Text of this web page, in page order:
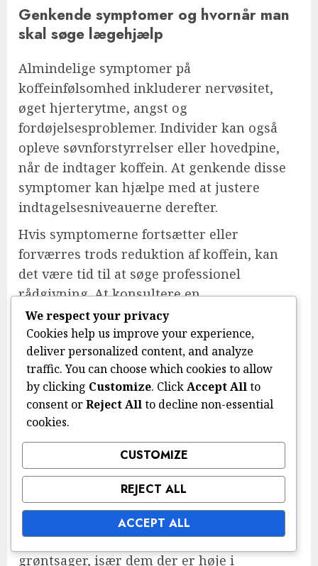
Genkende symptomer og hvornår man
skal søge lægehjælp
Almindelige symptomer på
koffeinfølsomhed inkluderer nervøsitet,
øget hjerterytme, angst og
fordøjelsesproblemer. Individer kan også
opleve søvnforstyrrelser eller hovedpine,
når de indtager koffein. At genkende disse
symptomer kan hjælpe med at justere
indtagelsesniveauerne derefter.
Hvis symptomerne fortsætter eller
forværres trods reduktion af koffein, kan
det være tid til at søge professionel
rådgivning. At konsultere en
sundhedsudbyder kan give personlige
strategier og udelukke eventuelle
underliggende sundhedsproblemer, der kan
forværres af koffeinindtag.
Alternativer til koffein for energi og
årvågenhed
For dem, der ønsker at øge energien uden
koffein, kan flere alternativer være
effektive. Fødevarer rige på komplekse
kulhydrater, såsom fuldkorn, kan give
vedvarende energi. At inkludere frugter og
grøntsager, især dem der er høje i
We respect your privacy
Cookies help us improve your experience,
deliver personalized content, and analyze
traffic. You can choose which cookies to allow
by clicking Customize. ClickAccept Allto
consent orReject Allto decline non-essential
cookies.
CUSTOMIZE
REJECT ALL
ACCEPT ALL